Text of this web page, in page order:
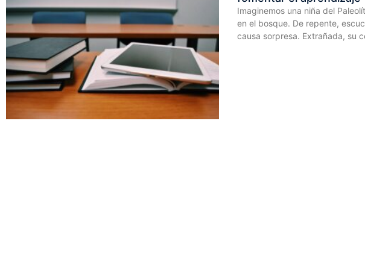
Imaginemos una niña del
en el bosque. De repente,
causa sorpresa. Extrañada, su